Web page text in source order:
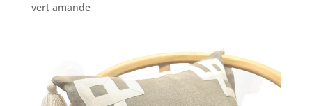
vert amande